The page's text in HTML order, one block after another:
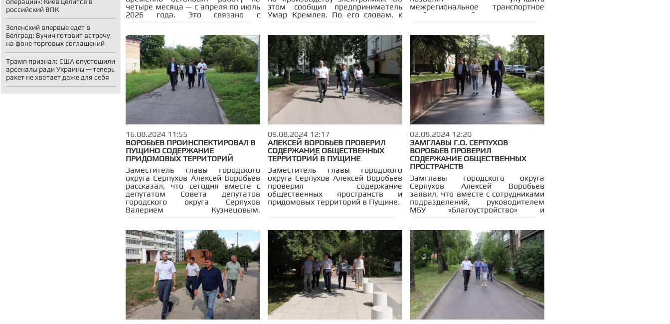
российский ВПК
Зеленский впервые едет в
Белград: Вучич готовит встречу
на фоне торговых соглашений
Трамп признал: США опустошили
арсеналы ради Украины — теперь
ракет не хватает даже для себя
четыре месяца — с апреля по июль
2026 года. Это связано с
модернизацией оборудования.
демонтируют и реконструируют.
этом сообщил предприниматель
Умар Кремлев. По его словам, к
концу 2026 года на территории
«Большой Серпухов» будет
установлено оборудование для
сборки смартфонов. Несмотря на
сложности с возведением завода,
Кремлев уверен в успешном
завершении проекта в ближайшие
два года.
межрегиональное транспортное
сообщение и обеспечит жителям
удобное передвижение между
16.08.2024 11:55
ВОРОБЬЕВ ПРОИНСПЕКТИРОВАЛ В
ПУЩИНО СОДЕРЖАНИЕ
ПРИДОМОВЫХ ТЕРРИТОРИЙ
Заместитель главы городского
округа Серпухов Алексей Воробьев
рассказал, что сегодня вместе с
депутатом Совета депутатов
городского округа Серпухов
Валерием Кузнецовым,
сотрудниками профильных
МБУ «Благоустройство» и
представителем управляющей
компании проверил содержание
общественных пространств и
придомовых территорий. Власти
проинспектировали микрорайон
АБ.
09.08.2024 12:17
АЛЕКСЕЙ ВОРОБЬЕВ ПРОВЕРИЛ
СОДЕРЖАНИЕ ОБЩЕСТВЕННЫХ
ТЕРРИТОРИЙ В ПУЩИНЕ
Заместитель главы городского
округа Серпухов Алексей Воробьев
проверил содержание
общественных пространств и
придомовых территорий в Пущине.
02.08.2024 12:20
ЗАМГЛАВЫ Г.О. СЕРПУХОВ
ВОРОБЬЕВ ПРОВЕРИЛ
СОДЕРЖАНИЕ ОБЩЕСТВЕННЫХ
ПРОСТРАНСТВ
Замглавы городского округа
Серпухов Алексей Воробьев
заявил, что вместе с сотрудниками
подразделений, руководителем
МБУ «Благоустройство» и
представителем УК проверил в
пространств и придомовых
территорий в микрорайоне В.